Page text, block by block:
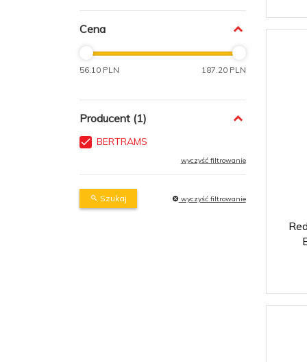
Cena
56.10 PLN 187.20 PLN
Producent
BERTRAMS
wyczyść filtrowanie
Szukaj wyczyść filtrowanie